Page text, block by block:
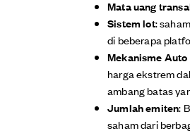
Mata uang
Sistem lot:
di beberapa
Mekanisme
harga ekstrem
ambang batas
Jumlah emiten:
saham dari